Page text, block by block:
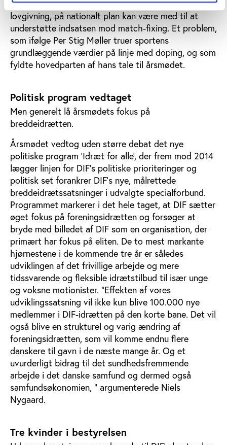
idrætten til, hvordan regeringen, eventuelt gennem
lovgivning, på nationalt plan kan være med til at
understøtte indsatsen mod match-fixing. Et problem,
som ifølge Per Stig Møller truer sportens
grundlæggende værdier på linje med doping, og som
fyldte hovedparten af hans tale til årsmødet.
Politisk program vedtaget
Men generelt lå årsmødets fokus på
breddeidrætten.
Årsmødet vedtog uden større debat det nye
politiske program ’Idræt for alle’, der frem mod 2014
lægger linjen for DIF’s politiske prioriteringer og
politisk set forankrer DIF's nye, målrettede
breddeidrætssatsninger i udvalgte specialforbund.
Programmet markerer i det hele taget, at DIF sætter
øget fokus på foreningsidrætten og forsøger at
bryde med billedet af DIF som en organisation, der
primært har fokus på eliten. De to mest markante
hjørnestene i de kommende tre år er således
udviklingen af det frivillige arbejde og mere
tidssvarende og fleksible idrætstilbud til især unge
og voksne motionister. ”Effekten af vores
udviklingssatsning vil ikke kun blive 100.000 nye
medlemmer i DIF-idrætten på den korte bane. Det vil
også blive en strukturel og varig ændring af
foreningsidrætten, som vil komme endnu flere
danskere til gavn i de næste mange år. Og et
uvurderligt bidrag til det sundhedsfremmende
arbejde i det danske samfund og dermed også
samfundsøkonomien, ” argumenterede Niels
Nygaard.
Tre kvinder i bestyrelsen